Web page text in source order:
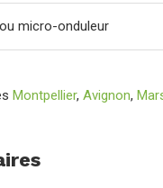
micro-onduleur
Montpellier, Avignon,